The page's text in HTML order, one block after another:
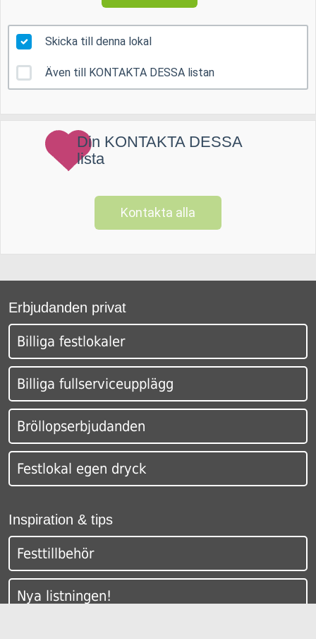
Skicka till denna lokal
Även till KONTAKTA DESSA listan
Din KONTAKTA DESSA
lista
Kontakta alla
Erbjudanden privat
Billiga festlokaler
Billiga fullserviceupplägg
Bröllopserbjudanden
Festlokal egen dryck
Inspiration & tips
Festtillbehör
Nya listningen!